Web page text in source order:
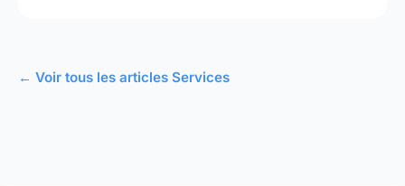
← Voir tous les articles Services